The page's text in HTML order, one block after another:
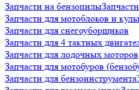
Запчасти на бензопилы
Запчасти для мотоблоков и
Запчасти для снегоуборщиков
Запчасти для 4 тактных
Запчасти для лодочных моторов
Запчасти для мотобуров
Запчасти для бензоинструмента